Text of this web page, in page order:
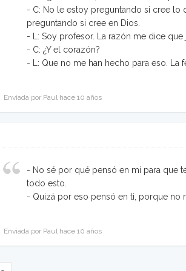
- C: No le estoy preguntando si cree
preguntando si cree en Dios.
- L: Soy profesor. La razón me dice que
- C: ¿Y el corazón?
- L: Que no me han hecho para eso. La
Enviada por Paul hace 10 años
- No sé por qué pensó en mí para que
todo esto.
- Quizá por eso pensó en ti, porque no
Enviada por Paul hace 10 años